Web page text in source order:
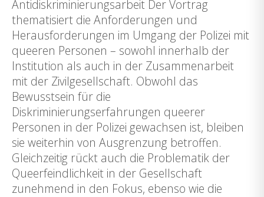
Antidiskriminierungsarbeit Der Vortrag
thematisiert die Anforderungen und
Herausforderungen im Umgang der Polizei mit
queeren Personen – sowohl innerhalb der
Institution als auch in der Zusammenarbeit
mit der Zivilgesellschaft. Obwohl das
Bewusstsein für die
Diskriminierungserfahrungen queerer
Personen in der Polizei gewachsen ist, bleiben
sie weiterhin von Ausgrenzung betroffen.
Gleichzeitig rückt auch die Problematik der
Queerfeindlichkeit in der Gesellschaft
zunehmend in den Fokus, ebenso wie die